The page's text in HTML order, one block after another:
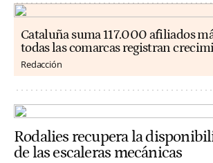
Cataluña suma 117.000 afiliados
todas las comarcas registran
Redacción
Rodalies recupera la
de las escaleras mecánicas